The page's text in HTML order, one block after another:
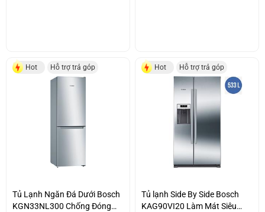
Hot Hỗ trợ trả góp
Tủ Lạnh Ngăn Đá Dưới Bosch
KGN33NL300 Chống Đóng
Hot Hỗ trợ trả góp
Tủ lạnh Side By Side Bosch
KAG90VI20 Làm Mát Siêu